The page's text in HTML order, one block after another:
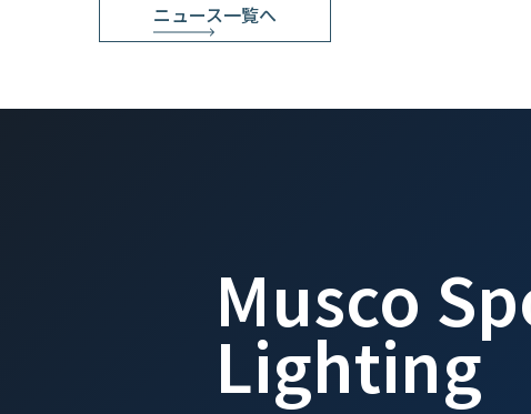
ニュース一覧へ
Musco
Lighting